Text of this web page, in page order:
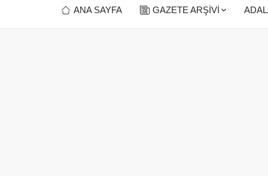
ANA SAYFA GAZETE ARŞİVİ